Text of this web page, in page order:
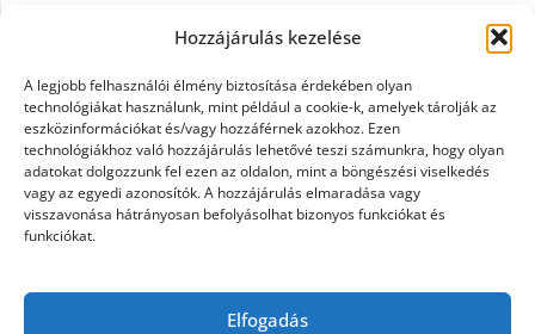
Hozzájárulás kezelése
A legjobb felhasználói élmény biztosítása érdekében olyan
technológiákat használunk, mint például a cookie-k, amelyek tárolják az
eszközinformációkat és/vagy hozzáférnek azokhoz. Ezen
technológiákhoz való hozzájárulás lehetővé teszi számunkra, hogy olyan
adatokat dolgozzunk fel ezen az oldalon, mint a böngészési viselkedés
vagy az egyedi azonosítók. A hozzájárulás elmaradása vagy
visszavonása hátrányosan befolyásolhat bizonyos funkciókat és
funkciókat.
Elfogadás
Ingatlan
Művészetek és szórakozás
Múzeumok
Szolgáltatás
Szórakozás